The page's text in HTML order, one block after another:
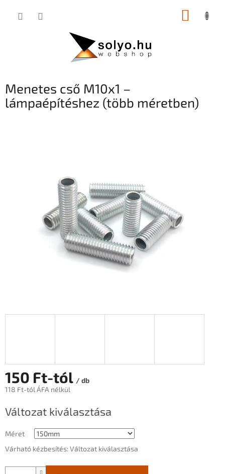
KOSÁR
Menetes cső M10x1 –
lámpaépítéshez (több méretben)
150 Ft-tól / db
118 Ft-tól ÁFA nélkül
Változat kiválasztása
Méret
Várható kézbesítés:Változat kiválasztása